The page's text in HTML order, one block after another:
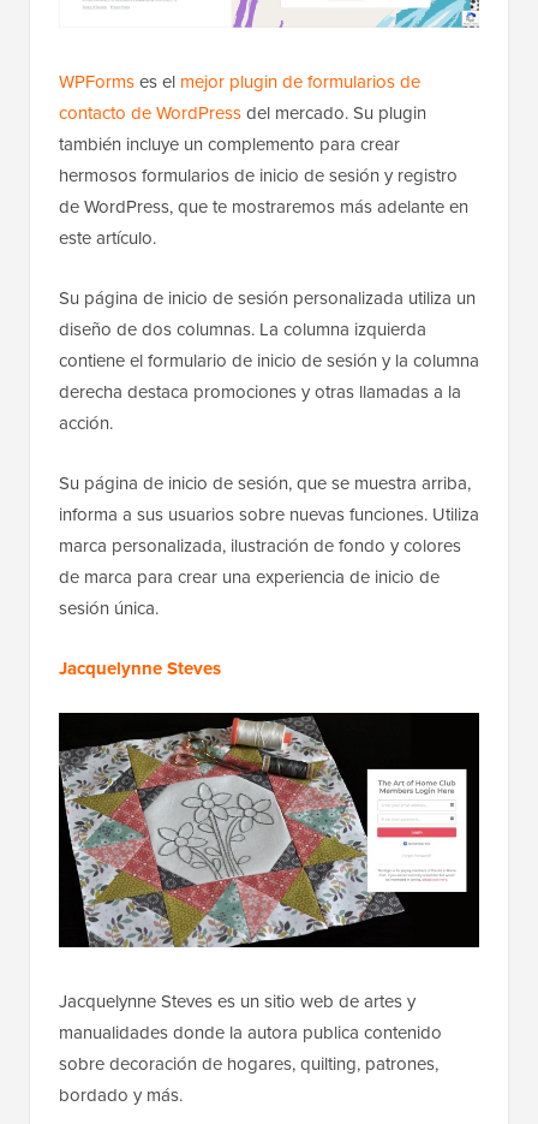
WPFormses el mejor plugin de formularios de
contacto de WordPressdel mercado. Su plugin
también incluye un complemento para crear
hermosos formularios de inicio de sesión y registro
de WordPress, que te mostraremos más adelante en
este artículo.
Su página de inicio de sesión personalizada utiliza un
diseño de dos columnas. La columna izquierda
contiene el formulario de inicio de sesión y la columna
derecha destaca promociones y otras llamadas a la
acción.
Su página de inicio de sesión, que se muestra arriba,
informa a sus usuarios sobre nuevas funciones. Utiliza
marca personalizada, ilustración de fondo y colores
de marca para crear una experiencia de inicio de
sesión única.
Jacquelynne Steves
Jacquelynne Steves es un sitio web de artes y
manualidades donde la autora publica contenido
sobre decoración de hogares, quilting, patrones,
bordado y más.